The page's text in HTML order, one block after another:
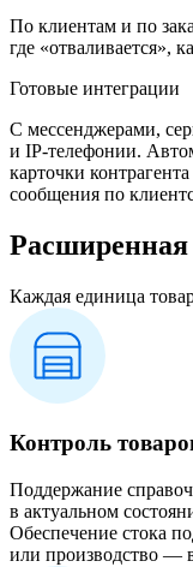
По клиентам и по
где «отваливается»,
Готовые интеграции
С мессенджерами,
и IP-телефонии.
карточки
сообщения по
Расширенная
Каждая единица
Контроль
Поддержание
в актуальном
Обеспечение стока
или производство —